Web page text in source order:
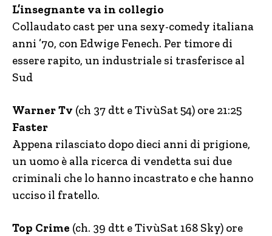
L’insegnante va in collegio
Collaudato cast per una sexy-comedy italiana
anni ’70, con Edwige Fenech. Per timore di
essere rapito, un industriale si trasferisce al
Sud
Warner Tv (ch 37 dtt e TivùSat 54) ore 21:25
Faster
Appena rilasciato dopo dieci anni di prigione,
un uomo è alla ricerca di vendetta sui due
criminali che lo hanno incastrato e che hanno
ucciso il fratello.
Top Crime (ch. 39 dtt e TivùSat 168 Sky) ore